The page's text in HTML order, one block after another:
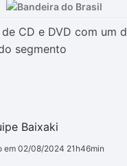
CD e DVD com um
segmento
Baixaki
em 02/08/2024 21h46min